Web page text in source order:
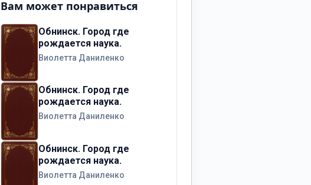
Вам может понравиться
Обнинск. Город где
рождается наука.
Виолетта Даниленко
Обнинск. Город где
рождается наука.
Виолетта Даниленко
Обнинск. Город где
рождается наука.
Виолетта Даниленко